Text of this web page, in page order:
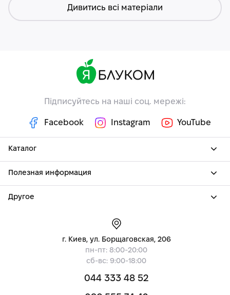
Дивитись всі матеріали
Підписуйтесь на наші соц. мережі:
Facebook Instagram YouTube
Каталог
Полезная информация
Другое
г. Киев, ул. Борщаговская, 206
пн-пт: 8:00-20:00
сб-вс: 9:00-18:00
044 333 48 52